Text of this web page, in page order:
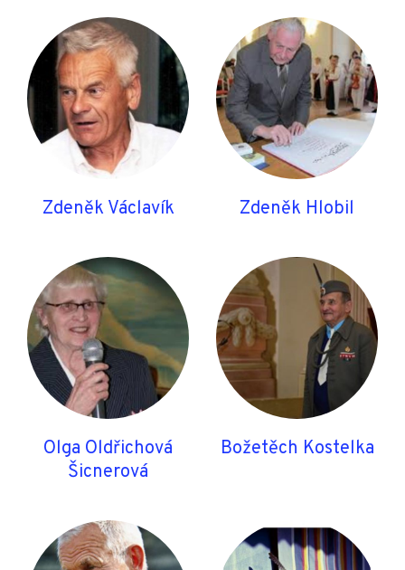
Zdeněk Václavík Zdeněk Hlobil
Olga Oldřichová
Šicnerová
Božetěch Kostelka